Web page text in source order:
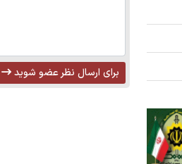
برای ارسال نظر عضو شوید